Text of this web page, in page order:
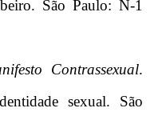
São Paulo: N-1
Contrassexual.
sexual. São